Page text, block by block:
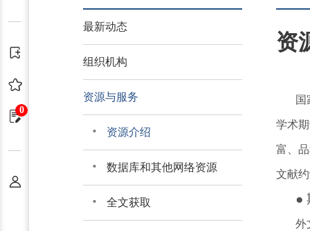
0
最新动态
组织机构
资源与服务
资源介绍
数据库和其他网络资源
全文获取
资
国
学术
富、
文献
●
外